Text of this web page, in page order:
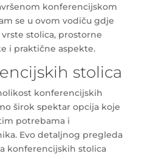
konferencijskom
se u ovom vodiču gdje
stolica, prostorne
i praktične aspekte.
stolica
konferencijskih
širok spektar opcija koje
potrebama i
Evo detaljnog pregleda
konferencijskih stolica